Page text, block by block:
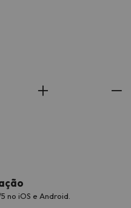
no iOS e Android.